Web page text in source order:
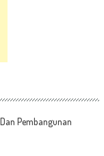
Pembangunan